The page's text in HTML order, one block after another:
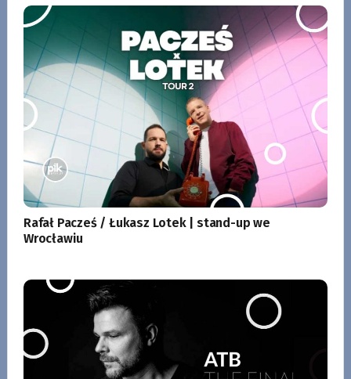
Rafał Pacześ / Łukasz Lotek | stand-up we
Wrocławiu